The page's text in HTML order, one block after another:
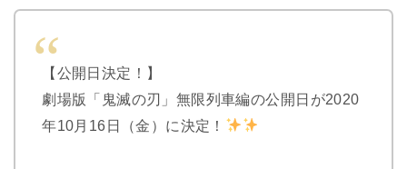
【公開日決定！】
劇場版「鬼滅の刃」無限列車編の公開日が2020
年10月16日（金）に決定！